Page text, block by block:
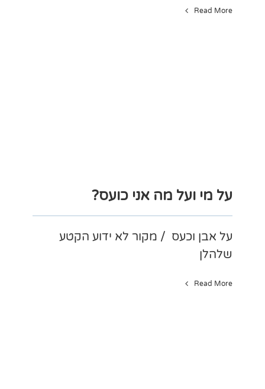
Read More
על מי ועל מה אני כועס?
על אבן וכעס / מקור לא ידוע הקטע
שלהלן
Read More